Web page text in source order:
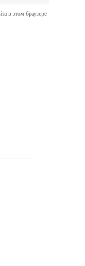
в этом браузере